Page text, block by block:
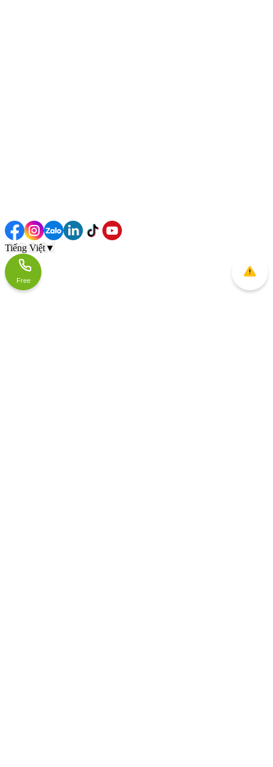
Tiếng Việt▼
Free